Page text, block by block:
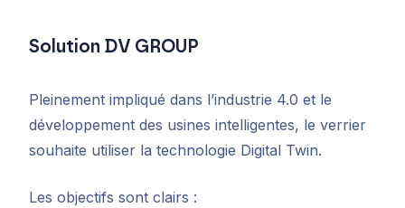
Solution DV GROUP
Pleinement impliqué dans l’industrie 4.0 et le
développement des usines intelligentes, le verrier
souhaite utiliser la technologie Digital Twin.
Les objectifs sont clairs :